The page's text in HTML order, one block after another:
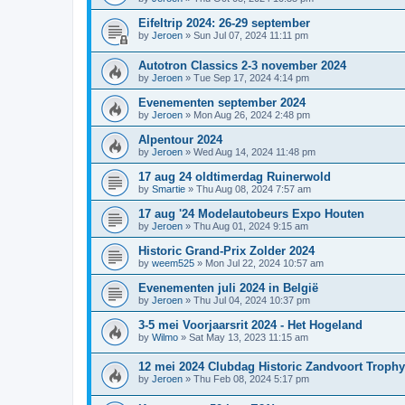
Eifeltrip 2024: 26-29 september
by Jeroen » Sun Jul 07, 2024 11:11 pm
Autotron Classics 2-3 november 2024
by Jeroen » Tue Sep 17, 2024 4:14 pm
Evenementen september 2024
by Jeroen » Mon Aug 26, 2024 2:48 pm
Alpentour 2024
by Jeroen » Wed Aug 14, 2024 11:48 pm
17 aug 24 oldtimerdag Ruinerwold
by Smartie » Thu Aug 08, 2024 7:57 am
17 aug '24 Modelautobeurs Expo Houten
by Jeroen » Thu Aug 01, 2024 9:15 am
Historic Grand-Prix Zolder 2024
by weem525 » Mon Jul 22, 2024 10:57 am
Evenementen juli 2024 in België
by Jeroen » Thu Jul 04, 2024 10:37 pm
3-5 mei Voorjaarsrit 2024 - Het Hogeland
by Wilmo » Sat May 13, 2023 11:15 am
12 mei 2024 Clubdag Historic Zandvoort Trophy
by Jeroen » Thu Feb 08, 2024 5:17 pm